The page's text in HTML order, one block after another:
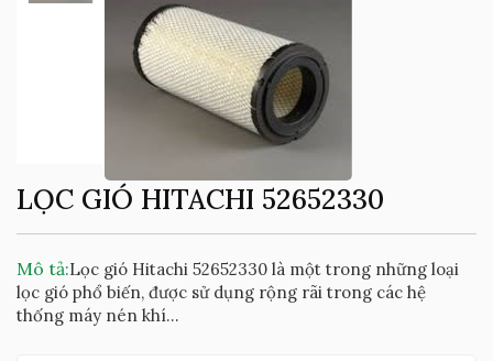
LỌC GIÓ HITACHI 52652330
Mô tả:Lọc gió Hitachi 52652330 là một trong những loại
lọc gió phổ biến, được sử dụng rộng rãi trong các hệ
thống máy nén khí...